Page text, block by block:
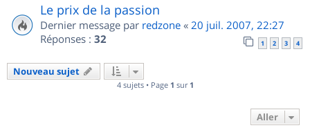
Le prix de la passion
Dernier message par redzone « 20 juil. 2007, 22:27
Réponses : 32 1 2 3 4
Nouveau sujet
4 sujets • Page 1 sur 1
Aller